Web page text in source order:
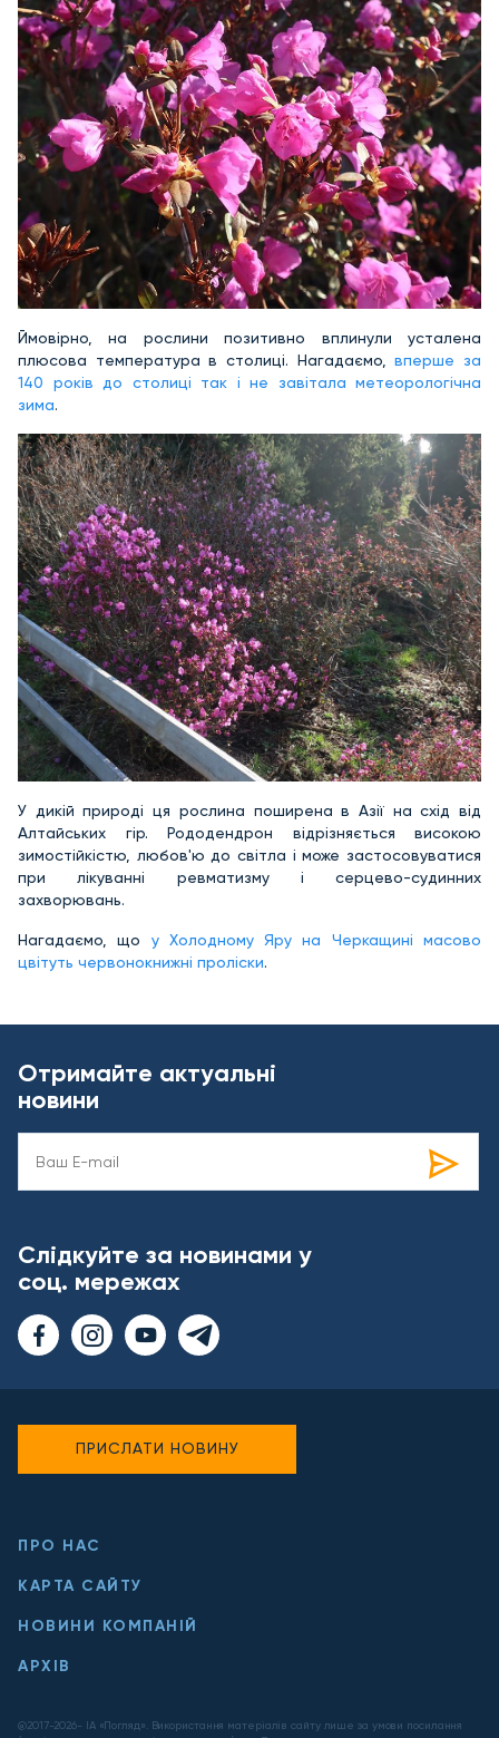
Ймовірно, на рослини позитивно вплинули усталена
плюсова температура в столиці. Нагадаємо,вперше за
140 років до столиці так і не завітала метеорологічна
зима.
У дикій природі ця рослина поширена в Азії на схід від
Алтайських гір. Рододендрон відрізняється високою
зимостійкістю, любов'ю до світла і може застосовуватися
при лікуванні ревматизму і серцево-судинних
захворювань.
Нагадаємо, що у Холодному Яру на Черкащині масово
цвітуть червонокнижні проліски.
Отримайте актуальні
новини
Слідкуйте за новинами у
соц. мережах
ПРО НАС
КАРТА САЙТУ
НОВИНИ КОМПАНІЙ
АРХІВ
@2017-2026- ІА «Погляд». Використання матеріалів сайту лише за умови посилання
ПРИСЛАТИ НОВИНУ